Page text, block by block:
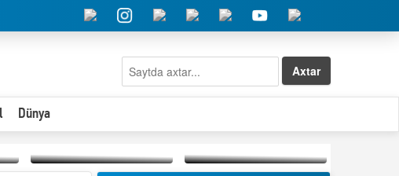
Axtar
Dünya